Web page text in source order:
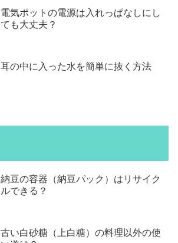
電気ポットの電源は入れっぱなしにし
ても大丈夫？
耳の中に入った水を簡単に抜く方法
納豆の容器（納豆パック）はリサイク
ルできる？
古い白砂糖（上白糖）の料理以外の使